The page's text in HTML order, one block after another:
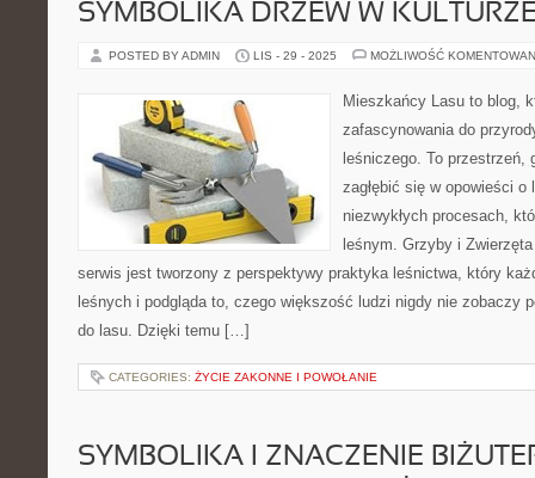
SYMBOLIKA DRZEW W
POSTED BY ADMIN LIS - 29 - 2025 MOŻLIWOŚĆ
Mieszkańcy Lasu to blog,
zafascynowania do
leśniczego. To przestrzeń,
zagłębić się w opowieści
niezwykłych procesach,
leśnym. Grzyby i
serwis jest tworzony z perspektywy praktyka leśnictwa, który
leśnych i podgląda to, czego większość ludzi nigdy nie zobaczy
do lasu. Dzięki temu […]
CATEGORIES: ŻYCIE ZAKONNE I POWOŁANIE
SYMBOLIKA I ZNACZENIE